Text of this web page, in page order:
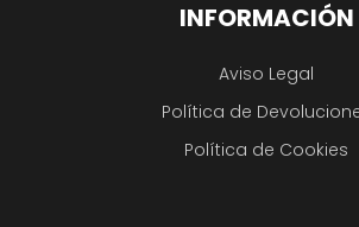
INFORMACIÓN
Aviso Legal
Política de
Política de Cookies